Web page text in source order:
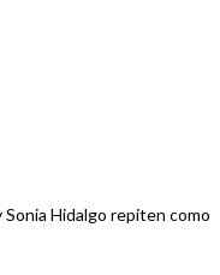
Hidalgo repiten como